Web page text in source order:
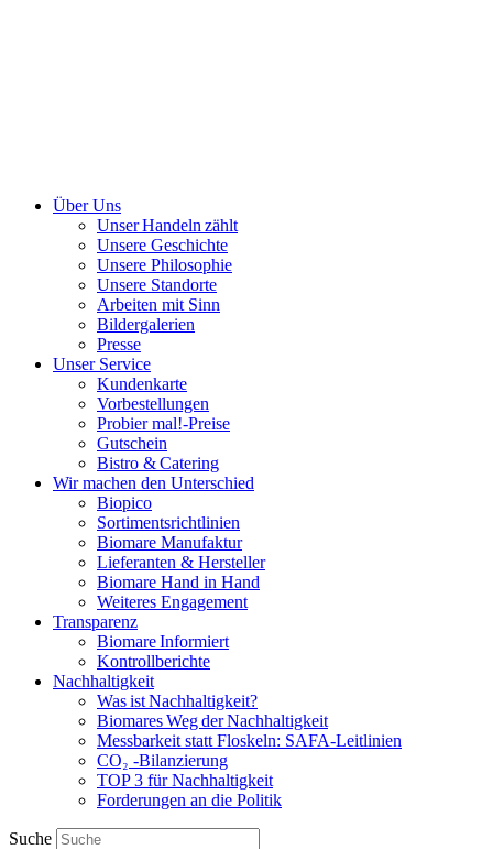
Über Uns
Unser Handeln zählt
Unsere Geschichte
Unsere Philosophie
Unsere Standorte
Arbeiten mit Sinn
Bildergalerien
Presse
Unser Service
Kundenkarte
Vorbestellungen
Probier mal!-Preise
Gutschein
Bistro & Catering
Wir machen den Unterschied
Biopico
Sortimentsrichtlinien
Biomare Manufaktur
Lieferanten & Hersteller
Biomare Hand in Hand
Weiteres Engagement
Transparenz
Biomare Informiert
Kontrollberichte
Nachhaltigkeit
Was ist Nachhaltigkeit?
Biomares Weg der Nachhaltigkeit
Messbarkeit statt Floskeln: SAFA-Leitlinien
CO₂ -Bilanzierung
TOP 3 für Nachhaltigkeit
Forderungen an die Politik
Suche